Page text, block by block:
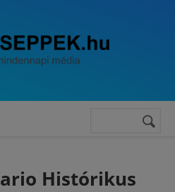
Keresés
Histórikus